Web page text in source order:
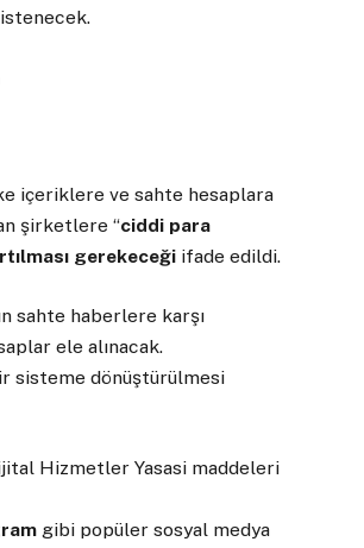
içeriklere ve sahte hesaplara
şirketlere “ciddi para
gerekeceği ifade edildi.
sahte haberlere karşı
ele alınacak.
sisteme dönüştürülmesi
gibi popüler sosyal medya